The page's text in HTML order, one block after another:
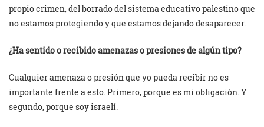
propio crimen, del borrado del sistema educativo palestino que
no estamos protegiendo y que estamos dejando desaparecer.
¿Ha sentido o recibido amenazas o presiones de algún tipo?
Cualquier amenaza o presión que yo pueda recibir no es
importante frente a esto. Primero, porque es mi obligación. Y
segundo, porque soy israelí.